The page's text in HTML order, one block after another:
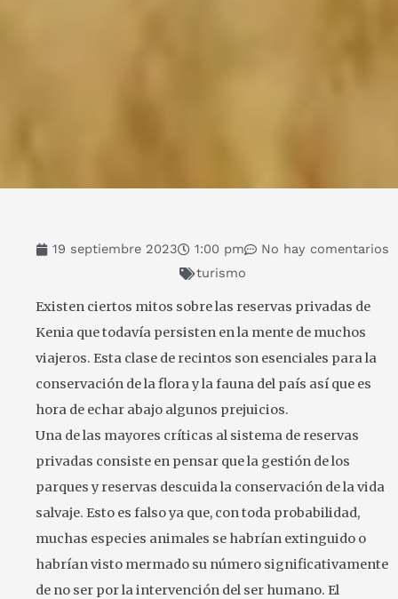
19 septiembre 2023 1:00 pm
No hay comentarios
turismo
Existen ciertos mitos sobre las reservas privadas de
Kenia que todavía persisten en la mente de muchos
viajeros. Esta clase de recintos son esenciales para la
conservación de la flora y la fauna del país así que es
hora de echar abajo algunos prejuicios.
Una de las mayores críticas al sistema de reservas
privadas consiste en pensar que la gestión de los
parques y reservas descuida la conservación de la vida
salvaje. Esto es falso ya que, con toda probabilidad,
muchas especies animales se habrían extinguido o
habrían visto mermado su número significativamente
de no ser por la intervención del ser humano. El